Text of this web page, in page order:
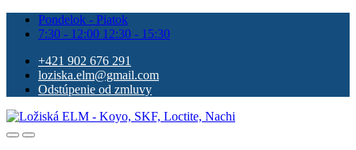
Pondelok - Piatok
7:30 - 12:00 12:30 - 15:30
+421 902 676 291
loziska.elm@gmail.com
Odstúpenie od zmluvy